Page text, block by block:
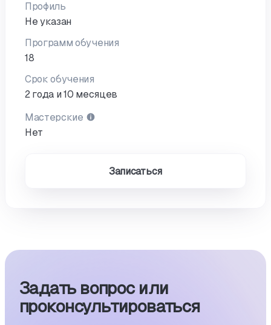
Профиль
Не указан
Программ обучения
18
Срок обучения
2 года и 10 месяцев
Мастерские
Нет
Записаться
Задать вопрос или
проконсуль­тиро­ваться